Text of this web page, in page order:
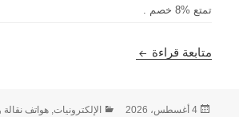
تمتع %8 خصم .
متابعة قراءة كود قسيمة MUNBYN
نُشرت
4 أغسطس، 2026 التصنيفات
الإلكترونيات, هواتف نقالة